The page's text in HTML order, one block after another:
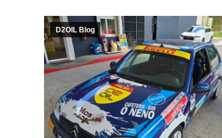
D2OIL Blog